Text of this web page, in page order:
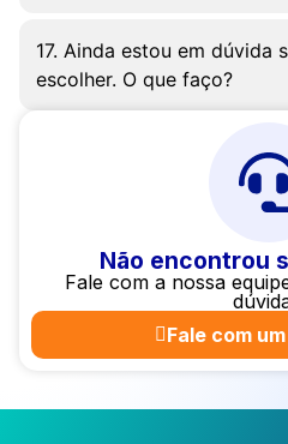
17. Ainda estou em dúvida
escolher. O que faço?
Não encontrou
Fale com a nossa
Fale com